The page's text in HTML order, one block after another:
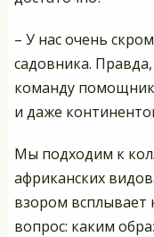
– У нас очень
садовника.
команду
и даже
Мы подходим к
африканских
взором всплывает
вопрос: каким